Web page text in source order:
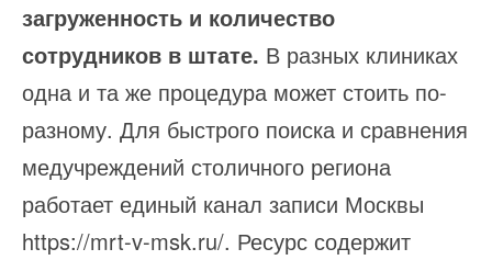
загруженность и количество
сотрудников в штате. В разных клиниках
одна и та же процедура может стоить по-
разному. Для быстрого поиска и сравнения
медучреждений столичного региона
работает единый канал записи Москвы
https://mrt-v-msk.ru/. Ресурс содержит